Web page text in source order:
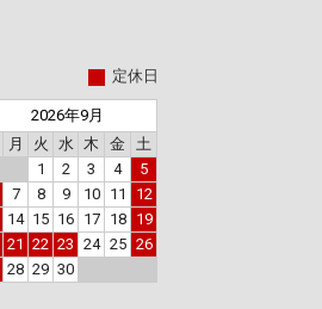
定休日
2026年9月
月 火 水 木 金
土
1
2 3 4
5
7 8 9 10 11
12
14 15 16 17 18
19
21 22 23 24 25 26
28 29 30